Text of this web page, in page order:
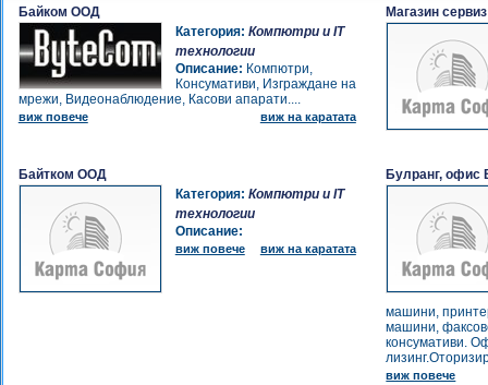
Байком ООД
Категория: Компютри и IT
технологии
Описание: Компютри,
Консумативи, Изграждане на
мрежи, Видеонаблюдение, Касови апарати....
виж повече виж на каратата
Магазин
Байтком ООД
Категория: Компютри и IT
технологии
Описание:
виж повече виж на каратата
Булранг, офис
машини,
машини,
консумативи.
виж повече